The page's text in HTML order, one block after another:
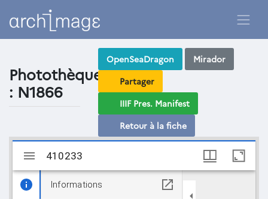
Photothèque
: N1866
OpenSeaDragon
Mirador
Partager
IIIF Pres. Manifest
Retour à la fiche
Visualiseur
Mirador
410233
Informations
410233